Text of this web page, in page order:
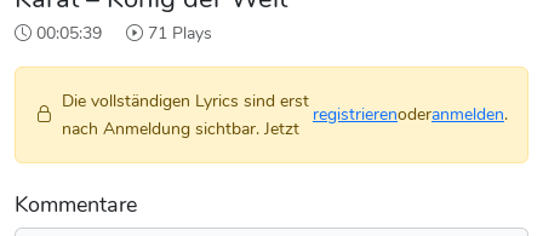
00:05:39 71 Plays
Die vollständigen Lyrics sind erst
nach Anmeldung sichtbar. Jetzt
registrierenoderanmelden.
Kommentare